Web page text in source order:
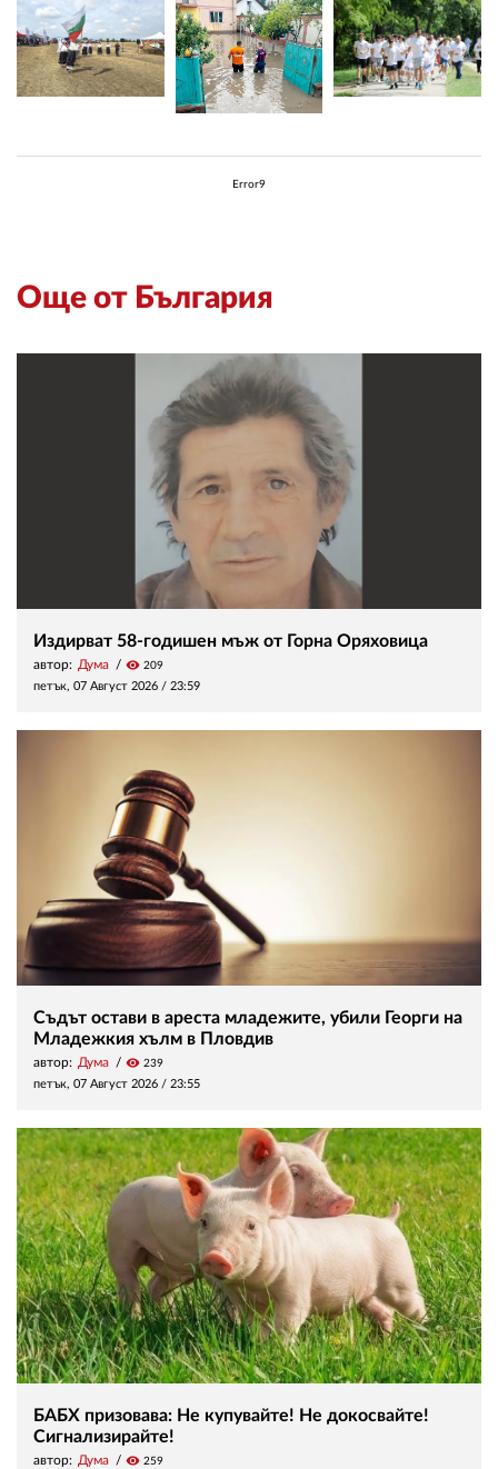
Error9
Още от България
Издирват 58-годишен мъж от Горна Оряховица
автор: Дума visibility 209
петък, 07 Август 2026 / 23:59
Съдът остави в ареста младежите, убили Георги на
Младежкия хълм в Пловдив
автор: Дума visibility 239
петък, 07 Август 2026 / 23:55
БАБХ призовава: Не купувайте! Не докосвайте!
Сигнализирайте!
автор: Дума visibility 259